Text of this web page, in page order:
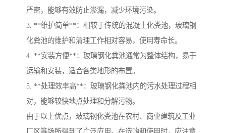
严密，能够有效防止渗漏，减少环境污染。
3. **维护简单**：相较于传统的混凝土化粪池，玻璃钢
化粪池的维护和清理工作相对容易，使用寿命长。
4. **安装方便**：玻璃钢化粪池通常为整体结构，易于
运输和安装，适合各类地形的布置。
5. **处理效率高**：玻璃钢化粪池内的污水处理过程相
对，能够较快地点处理和分解污物。
由于以上优点，玻璃钢化粪池在农村、商业建筑及工业